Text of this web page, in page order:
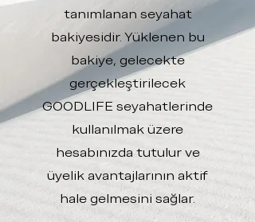
tanımlanan seyahat
bakiyesidir. Yüklenen bu
bakiye, gelecekte
gerçekleştirilecek
GOODLIFE seyahatlerinde
kullanılmak üzere
hesabınızda tutulur ve
üyelik avantajlarının aktif
hale gelmesini sağlar.